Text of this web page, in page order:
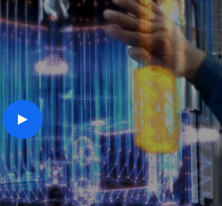
play
button